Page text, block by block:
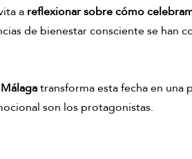
en verano Japanese Head
a reflexionar sobre cómo
de bienestar consciente se han
transforma esta fecha en
son los protagonistas.